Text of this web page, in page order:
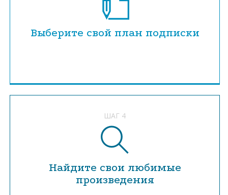
Выберите свой план подписки
ШАГ 4
Найдите свои любимые
произведения